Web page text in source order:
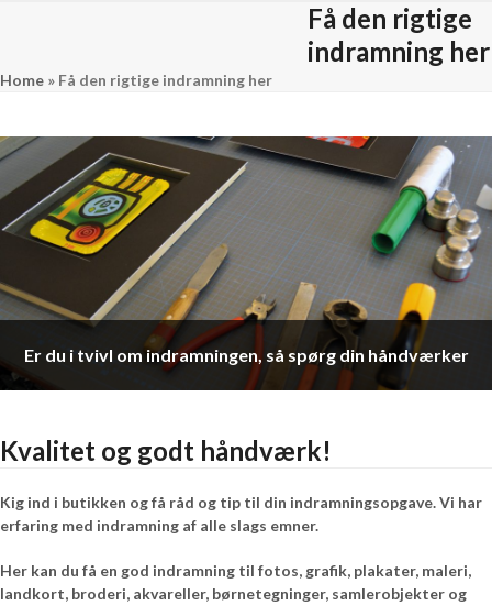
menu
menu
Få den rigtige
indramning her
Home » Få den rigtige indramning her
Er du i tvivl om indramningen, så spørg din håndværker
Kvalitet og godt håndværk!
Kig ind i butikken og få råd og tip til din indramningsopgave. Vi har
erfaring med indramning af alle slags emner.
Her kan du få en god indramning til fotos, grafik, plakater, maleri,
landkort, broderi, akvareller, børnetegninger, samlerobjekter og